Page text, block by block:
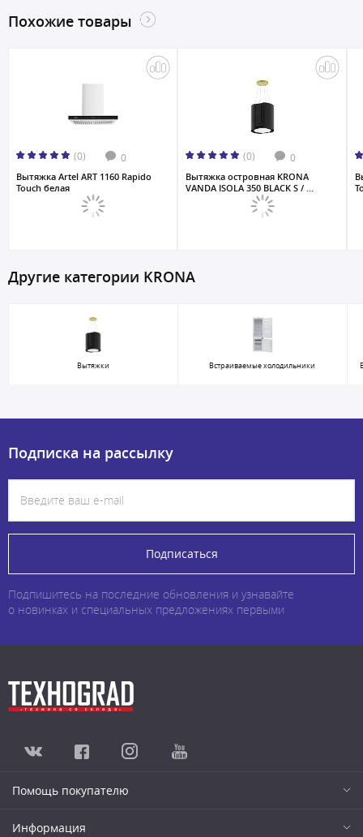
Похожие товары
(0) 0
Вытяжка Artel ART 1160 Rapido
Touch белая
(0) 0
Вытяжка островная KRONA
VANDA ISOLA 350 BLACK S / ...
Другие категории KRONA
Вытяжки Встраиваемые холодильники
Подписка на рассылку
Подписаться
Подпишитесь на последние обновления и узнавайте
о новинках и специальных предложениях первыми
Помощь покупателю
Информация